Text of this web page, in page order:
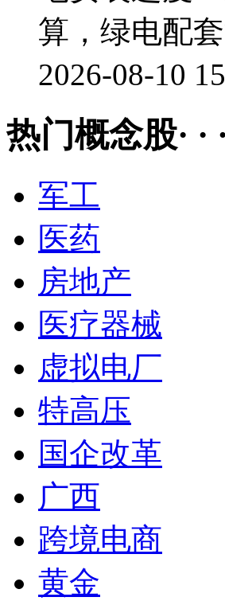
算，绿电配
2026-08-10
热门概念股· · ·
军工
医药
房地产
医疗器械
虚拟电厂
特高压
国企改革
广西
跨境电商
黄金